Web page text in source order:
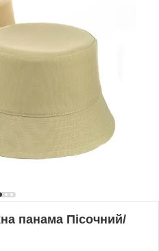
панама Пісочний/